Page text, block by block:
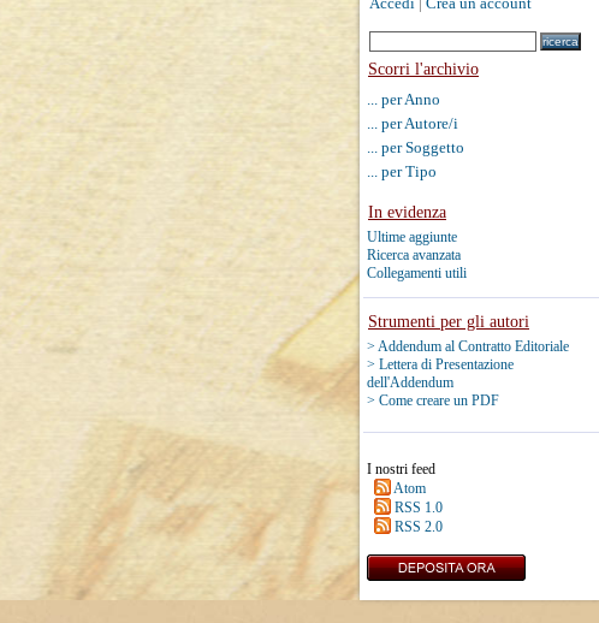
Accedi Crea un account
Scorri l'archivio
... per Anno
... per Autore/i
... per Soggetto
... per Tipo
In evidenza
Ultime aggiunte
Ricerca avanzata
Collegamenti utili
Strumenti per gli autori
> Addendum al Contratto Editoriale
> Lettera di Presentazione
dell'Addendum
> Come creare un PDF
I nostri feed
Atom
RSS 1.0
RSS 2.0